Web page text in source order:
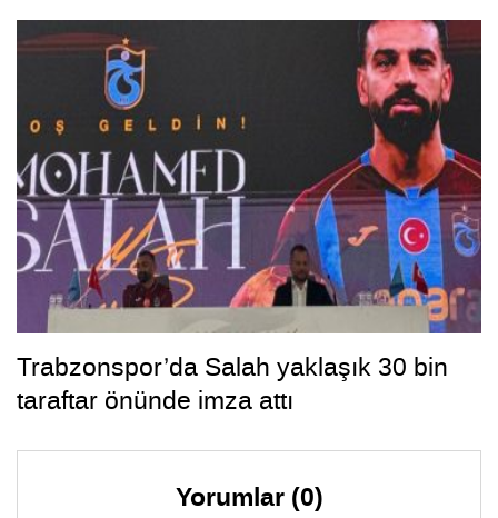
Trabzonspor’da Salah yaklaşık 30 bin
taraftar önünde imza attı
Yorumlar (0)